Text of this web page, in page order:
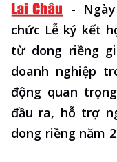
-
chức Lễ ký kết
từ dong riềng
doanh nghiệp
động quan
đầu ra, hỗ trợ
dong riềng năm